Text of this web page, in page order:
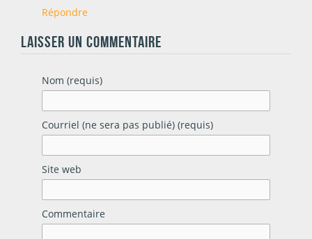
Répondre
LAISSER UN COMMENTAIRE
Nom (requis)
Courriel (ne sera pas publié) (requis)
Site web
Commentaire